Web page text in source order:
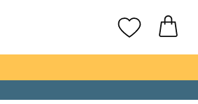
Mine favoritter